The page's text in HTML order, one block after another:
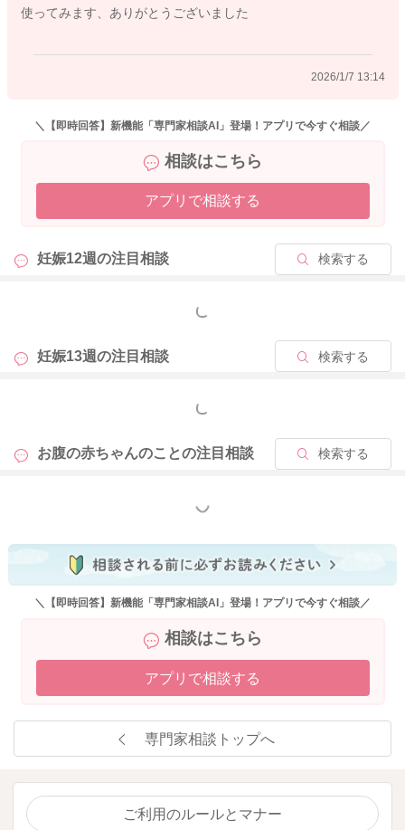
使ってみます、ありがとうございました
2026/1/7 13:14
＼【即時回答】新機能「専門家相談AI」登場！アプリで今すぐ相談／
相談はこちら
アプリで相談する
妊娠12週の注目相談 検索する
もっと見る
妊娠13週の注目相談 検索する
もっと見る
お腹の赤ちゃんのことの注目相談 検索する
もっと見る
＼【即時回答】新機能「専門家相談AI」登場！アプリで今すぐ相談／
相談はこちら
アプリで相談する
専門家相談トップへ
ご利用のルールとマナー